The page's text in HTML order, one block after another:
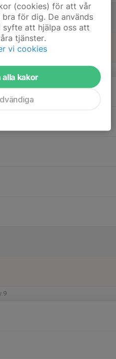
(cookies) för att vår
för dig. De används
syfte att hjälpa oss att
tjänster.
vi cookies
alla kakor